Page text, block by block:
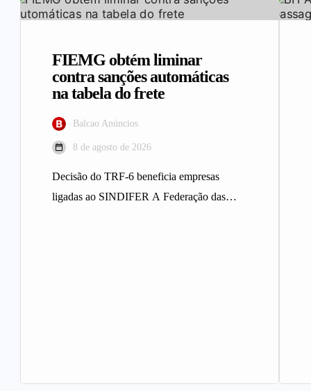
FIEMG obtém liminar
contra sanções automáticas
na tabela do frete
Balcao Anúncios
8 de agosto de 2026
Decisão do TRF-6 beneficia empresas
ligadas ao SINDIFER A Federação das